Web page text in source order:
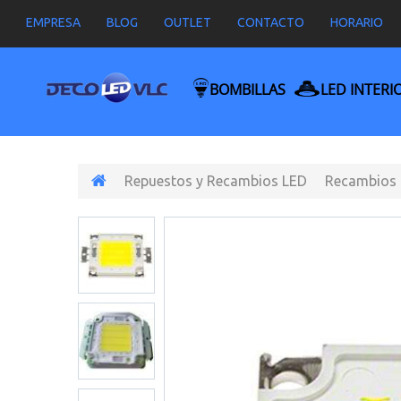
EMPRESA BLOG OUTLET CONTACTO HORARIO
BOMBILLAS LED
Repuestos y Recambios LED Recambios